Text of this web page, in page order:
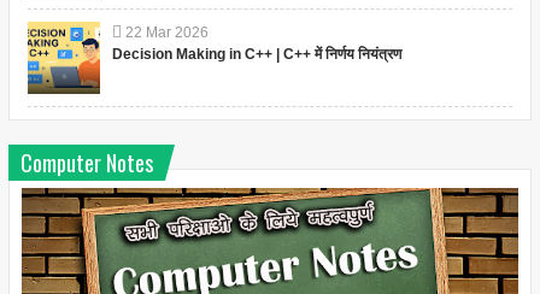
22 Mar 2026
Decision Making in C++ | C++ में निर्णय नियंत्रण
Computer Notes